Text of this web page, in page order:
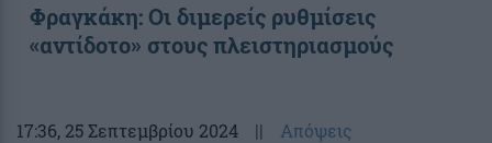
Φραγκάκη: Οι διμερείς ρυθμίσεις
«αντίδοτο» στους πλειστηριασμούς
17:36, 25 Σεπτεμβρίου 2024 || Απόψεις